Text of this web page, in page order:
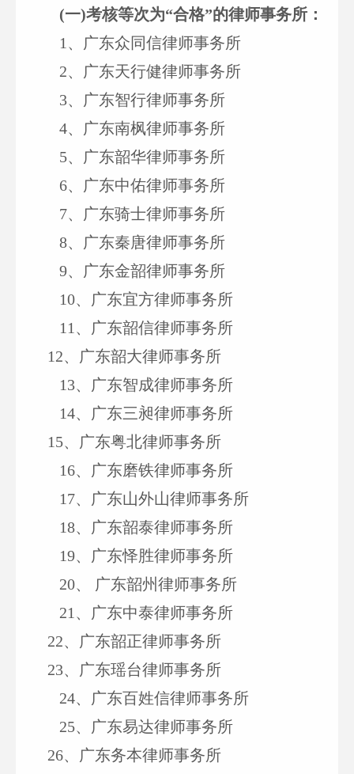
(一)考核等次为“合格”的律师事务所：
1 、广东众同信律师事务所
2、广东天行健律师事务所
3、广东智行律师事务所
4、广东南枫律师事务所
5、广东韶华律师事务所
6、广东中佑律师事务所
7、广东骑士律师事务所
8、广东秦唐律师事务所
9、广东金韶律师事务所
10、广东宜方律师事务所
11 、广东韶信律师事务所
12、广东韶大律师事务所
13、广东智成律师事务所
14、 广东三昶律师事务所
15、广东粤北律师事务所
16、广东磨铁律师事务所
17、广东山外山律师事务所
18、广东韶泰律师事务所
19、广东怿胜律师事务所
20、 广东韶州律师事务所
21 、广东中泰律师事务所
22、广东韶正律师事务所
23、广东瑶台律师事务所
24、广东百姓信律师事务所
25、广东易达律师事务所
26、广东务本律师事务所